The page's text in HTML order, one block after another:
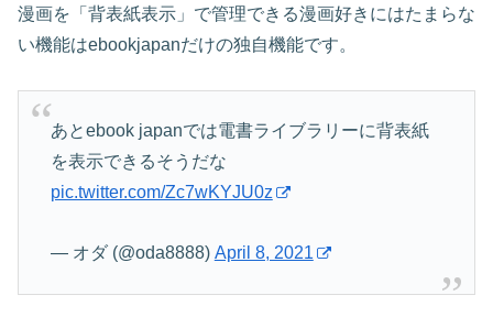
漫画を「背表紙表示」で管理できる漫画好きにはたまらな
い機能はebookjapanだけの独自機能です。
あとebook japanでは電書ライブラリーに背表紙
を表示できるそうだな
pic.twitter.com/Zc7wKYJU0z
— オダ (@oda8888) April 8, 2021